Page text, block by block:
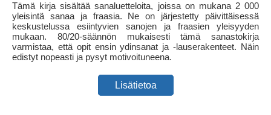
Tämä kirja sisältää sanaluetteloita, joissa on mukana 2 000
yleisintä sanaa ja fraasia. Ne on järjestetty päivittäisessä
keskustelussa esiintyvien sanojen ja fraasien yleisyyden
mukaan. 80/20-säännön mukaisesti tämä sanastokirja
varmistaa, että opit ensin ydinsanat ja -lauserakenteet. Näin
edistyt nopeasti ja pysyt motivoituneena.
Lisätietoa